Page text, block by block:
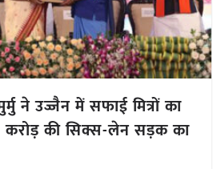
ने उज्जैन में सफाई मित्रों का
करोड़ की सिक्स-लेन सड़क का